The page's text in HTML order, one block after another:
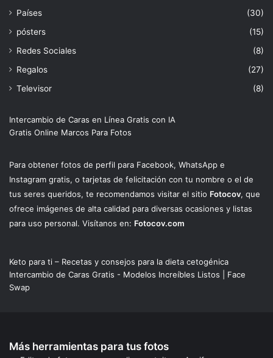
Países
(30)
pósters
(15)
Redes Sociales
(8)
Regalos
(27)
Televisor
(8)
Intercambio de Caras en Línea Gratis con IA
Gratis Online Marcos Para Fotos
Para obtener fotos de perfil para Facebook, WhatsApp e
Instagram gratis, o tarjetas de felicitación con tu nombre o el de
tus seres queridos, te recomendamos visitar el sitio Fotocov, que
ofrece imágenes de alta calidad para diversas ocasiones y listas
para uso personal. Visítanos en: Fotocov.com
Keto para ti – Recetas y consejos para la dieta cetogénica
Intercambio de Caras Gratis - Modelos Increíbles Listos | Face
Swap
Más herramientas para tus fotos